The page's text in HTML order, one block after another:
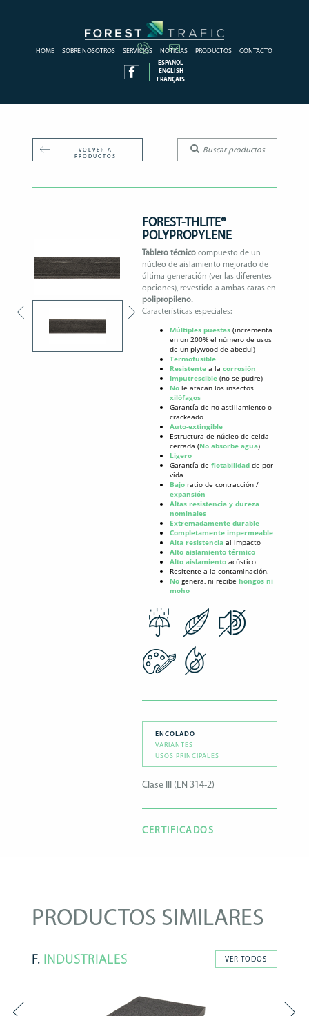
HOME SOBRE NOSOTROS SERVICIOS NOTICIAS PRODUCTOS CONTACTO
ESPAÑOL
ENGLISH
FRANÇAIS
VOLVER A
PRODUCTOS
FOREST-THLITE®
POLYPROPYLENE
Tablero técnico compuesto de un
núcleo de aislamiento mejorado de
última generación (ver las diferentes
opciones), revestido a ambas caras en
polipropileno.
Características especiales:
Múltiples puestas (incrementa
en un 200% el número de usos
de un plywood de abedul)
Termofusible
Resistente a lacorrosión
Imputrescible(no se pudre)
Nole atacan los insectos
xilófagos
Garantía de no astillamiento o
crackeado
Auto-extingible
Estructura de núcleo de celda
cerrada (No absorbe agua)
Ligero
Garantía deflotabilidad de por
vida
Bajo ratio de contracción /
expansión
Altas resistencia y dureza
nominales
Extremadamente durable
Completamente impermeable
Alta resistencia al impacto
Alto aislamiento térmico
Alto aislamiento acústico
Resitente a la contaminación.
Nogenera, ni recibehongos ni
moho
ENCOLADO
VARIANTES
USOS PRINCIPALES
Clase III (EN 314-2)
CERTIFICADOS
PRODUCTOS SIMILARES
F. INDUSTRIALES VER TODOS